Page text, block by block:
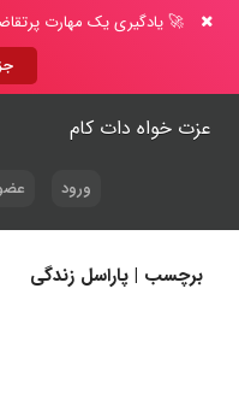
🚀 یادگیری یک مهارت
عزت خواه دات کام
ورود
برچسب | پاراسل زندگی